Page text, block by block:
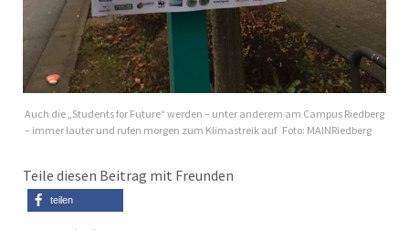
Auch die „Students for Future“ werden – unter anderem am Campus Riedberg
– immer lauter und rufen morgen zum Klimastreik auf Foto: MAINRiedberg
Teile diesen Beitrag mit Freunden
teilen